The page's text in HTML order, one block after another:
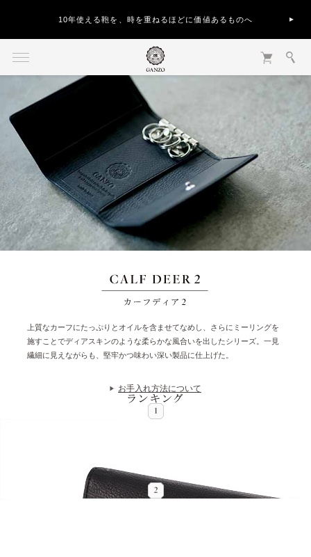
10年使える鞄を、時を重ねるほどに価値あるものへ
上質なカーフにたっぷりとオイルを含ませてなめし、さらにミーリングを
施すことでディアスキンのような柔らかな風合いを出したシリーズ。一見
繊細に見えながらも、堅牢かつ味わい深い製品に仕上げた。
お手入れ方法について